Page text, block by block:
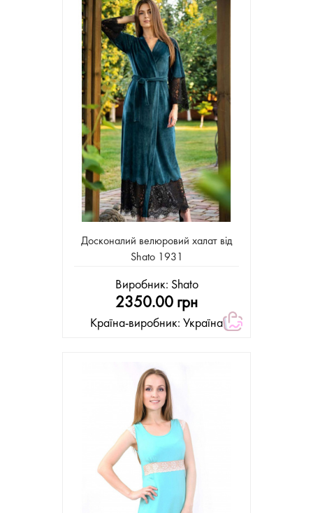
Досконалий велюровий халат від
Shato 1931
Виробник: Shato
2350.00 грн
Країна-виробник: Україна